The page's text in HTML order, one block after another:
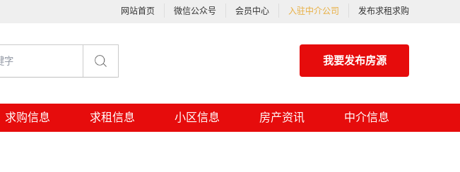
网站首页 微信公众号 会员中心 入驻中介公司 发布求租求购
我要发布房源
求购信息 求租信息 小区信息 房产资讯 中介信息